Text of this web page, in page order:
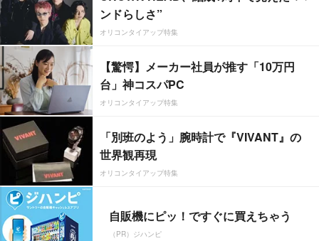
ンドらしさ”
オリコンタイアップ特集
【驚愕】メーカー社員が推す「10万円
台」神コスパPC
オリコンタイアップ特集
「別班のよう」腕時計で『VIVANT』の
世界観再現
オリコンタイアップ特集
自販機にピッ！ですぐに買えちゃう
（PR）ジハンピ